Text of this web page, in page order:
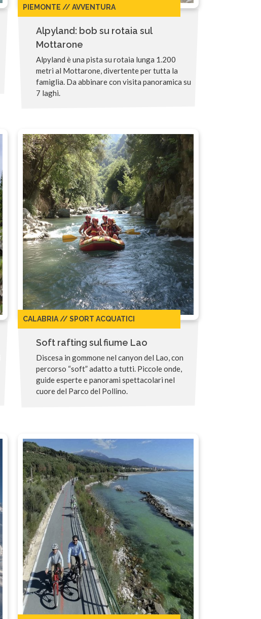
PIEMONTE // AVVENTURA
Alpyland: bob su rotaia sul
Mottarone
Alpyland è una pista su rotaia lunga 1.200
metri al Mottarone, divertente per tutta la
famiglia. Da abbinare con visita panoramica su
7 laghi.
CALABRIA // SPORT ACQUATICI
Soft rafting sul fiume Lao
Discesa in gommone nel canyon del Lao, con
percorso “soft” adatto a tutti. Piccole onde,
guide esperte e panorami spettacolari nel
cuore del Parco del Pollino.